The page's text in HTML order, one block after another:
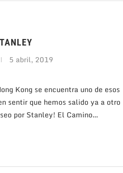
5 abril, 2019
Kong se encuentra uno de esos
sentir que hemos salido ya a otro
por Stanley! El Camino…